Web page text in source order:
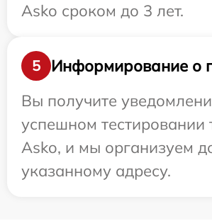
Asko сроком до 3 лет.
5
Информирование о
Вы получите
успешном тестировании
Asko, и мы организуем
указанному адресу.